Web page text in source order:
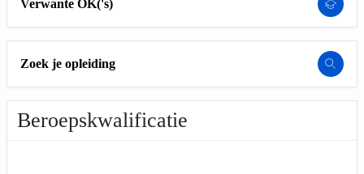
Verwante OK('s)
Zoek je opleiding
Beroepskwalificatie